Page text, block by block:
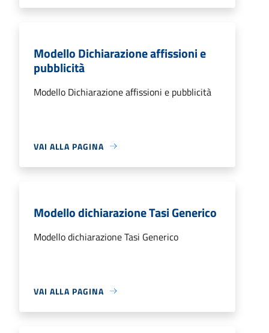
Modello Dichiarazione affissioni e
pubblicità
Modello Dichiarazione affissioni e pubblicità
VAI ALLA PAGINA
Modello dichiarazione Tasi Generico
Modello dichiarazione Tasi Generico
VAI ALLA PAGINA